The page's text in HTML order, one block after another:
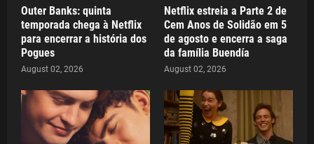
Outer Banks: quinta
temporada chega à Netflix
para encerrar a história dos
Pogues
August 02, 2026
Netflix estreia a Parte 2 de
Cem Anos de Solidão em 5
de agosto e encerra a saga
da família Buendía
August 02, 2026